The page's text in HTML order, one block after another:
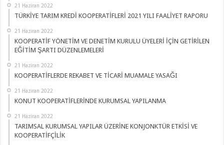
21 Haziran 2022
TÜRKİYE TARIM KREDİ KOOPERATİFLERİ 2021 YILI FAALİYET RAPORU
21 Haziran 2022
KOOPERATİF YÖNETİM VE DENETİM KURULU ÜYELERİ İÇİN GETİRİLEN
EĞİTİM ŞARTI DÜZENLEMELERİ
21 Haziran 2022
KOOPERATİFLERDE REKABET VE TİCARİ MUAMALE YASAĞI
21 Haziran 2022
KONUT KOOPERATİFLERİNDE KURUMSAL YAPILANMA
21 Haziran 2022
TARIMSAL KURUMSAL YAPILAR ÜZERİNE KONJONKTÜR ETKİSİ VE
KOOPERATİFÇİLİK